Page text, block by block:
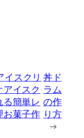
スクリ
イスク
簡単レ
お菓子作
丼ド
ラム
の作
り方
→